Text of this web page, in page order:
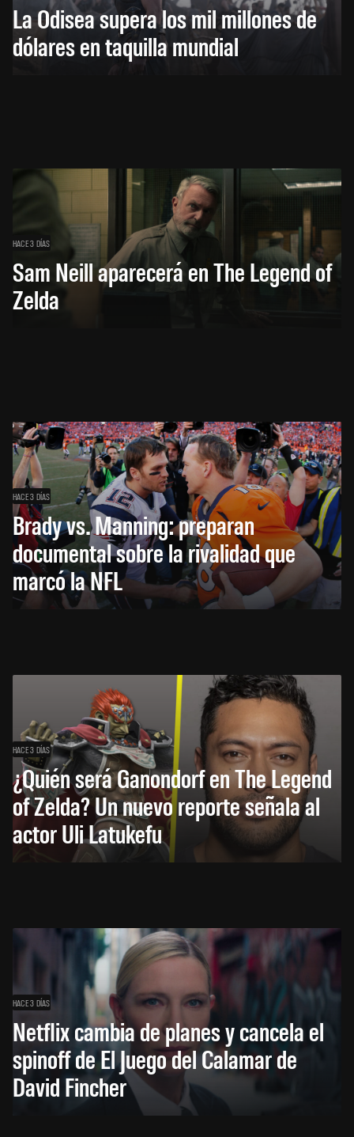
La Odisea supera los mil millones de
dólares en taquilla mundial
HACE 3 DÍAS
Sam Neill aparecerá en The Legend of
Zelda
HACE 3 DÍAS
Brady vs. Manning: preparan
documental sobre la rivalidad que
marcó la NFL
HACE 3 DÍAS
¿Quién será Ganondorf en The Legend
of Zelda? Un nuevo reporte señala al
actor Uli Latukefu
HACE 3 DÍAS
Netflix cambia de planes y cancela el
spinoff de El Juego del Calamar de
David Fincher